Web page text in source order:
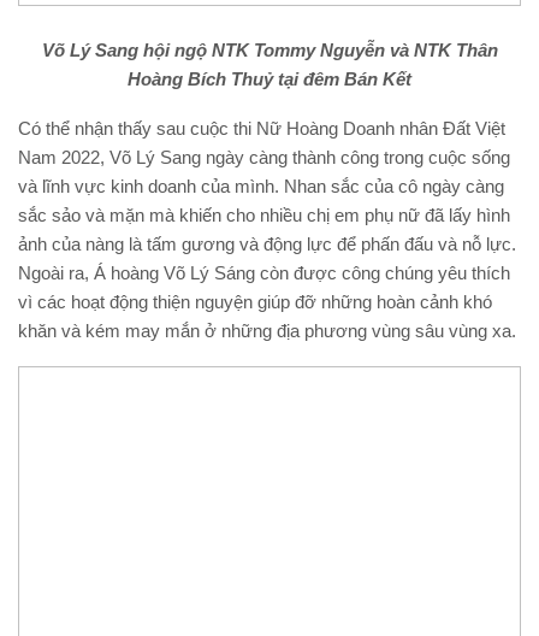
Võ Lý Sang hội ngộ NTK Tommy Nguyễn và NTK Thân
Hoàng Bích Thuỷ tại đêm Bán Kết
Có thể nhận thấy sau cuộc thi Nữ Hoàng Doanh nhân Đất Việt
Nam 2022, Võ Lý Sang ngày càng thành công trong cuộc sống
và lĩnh vực kinh doanh của mình. Nhan sắc của cô ngày càng
sắc sảo và mặn mà khiến cho nhiều chị em phụ nữ đã lấy hình
ảnh của nàng là tấm gương và động lực để phấn đấu và nỗ lực.
Ngoài ra, Á hoàng Võ Lý Sáng còn được công chúng yêu thích
vì các hoạt động thiện nguyện giúp đỡ những hoàn cảnh khó
khăn và kém may mắn ở những địa phương vùng sâu vùng xa.